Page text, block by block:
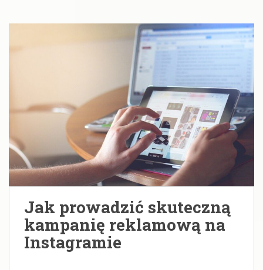
Jak prowadzić skuteczną
kampanię reklamową na
Instagramie